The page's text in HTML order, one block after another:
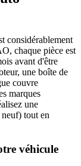
considérablement
chaque pièce est
avant d'être
une boîte de
couvre
marques
une
tout en
véhicule